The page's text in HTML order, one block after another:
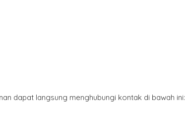
dapat langsung menghubungi kontak di bawah ini: